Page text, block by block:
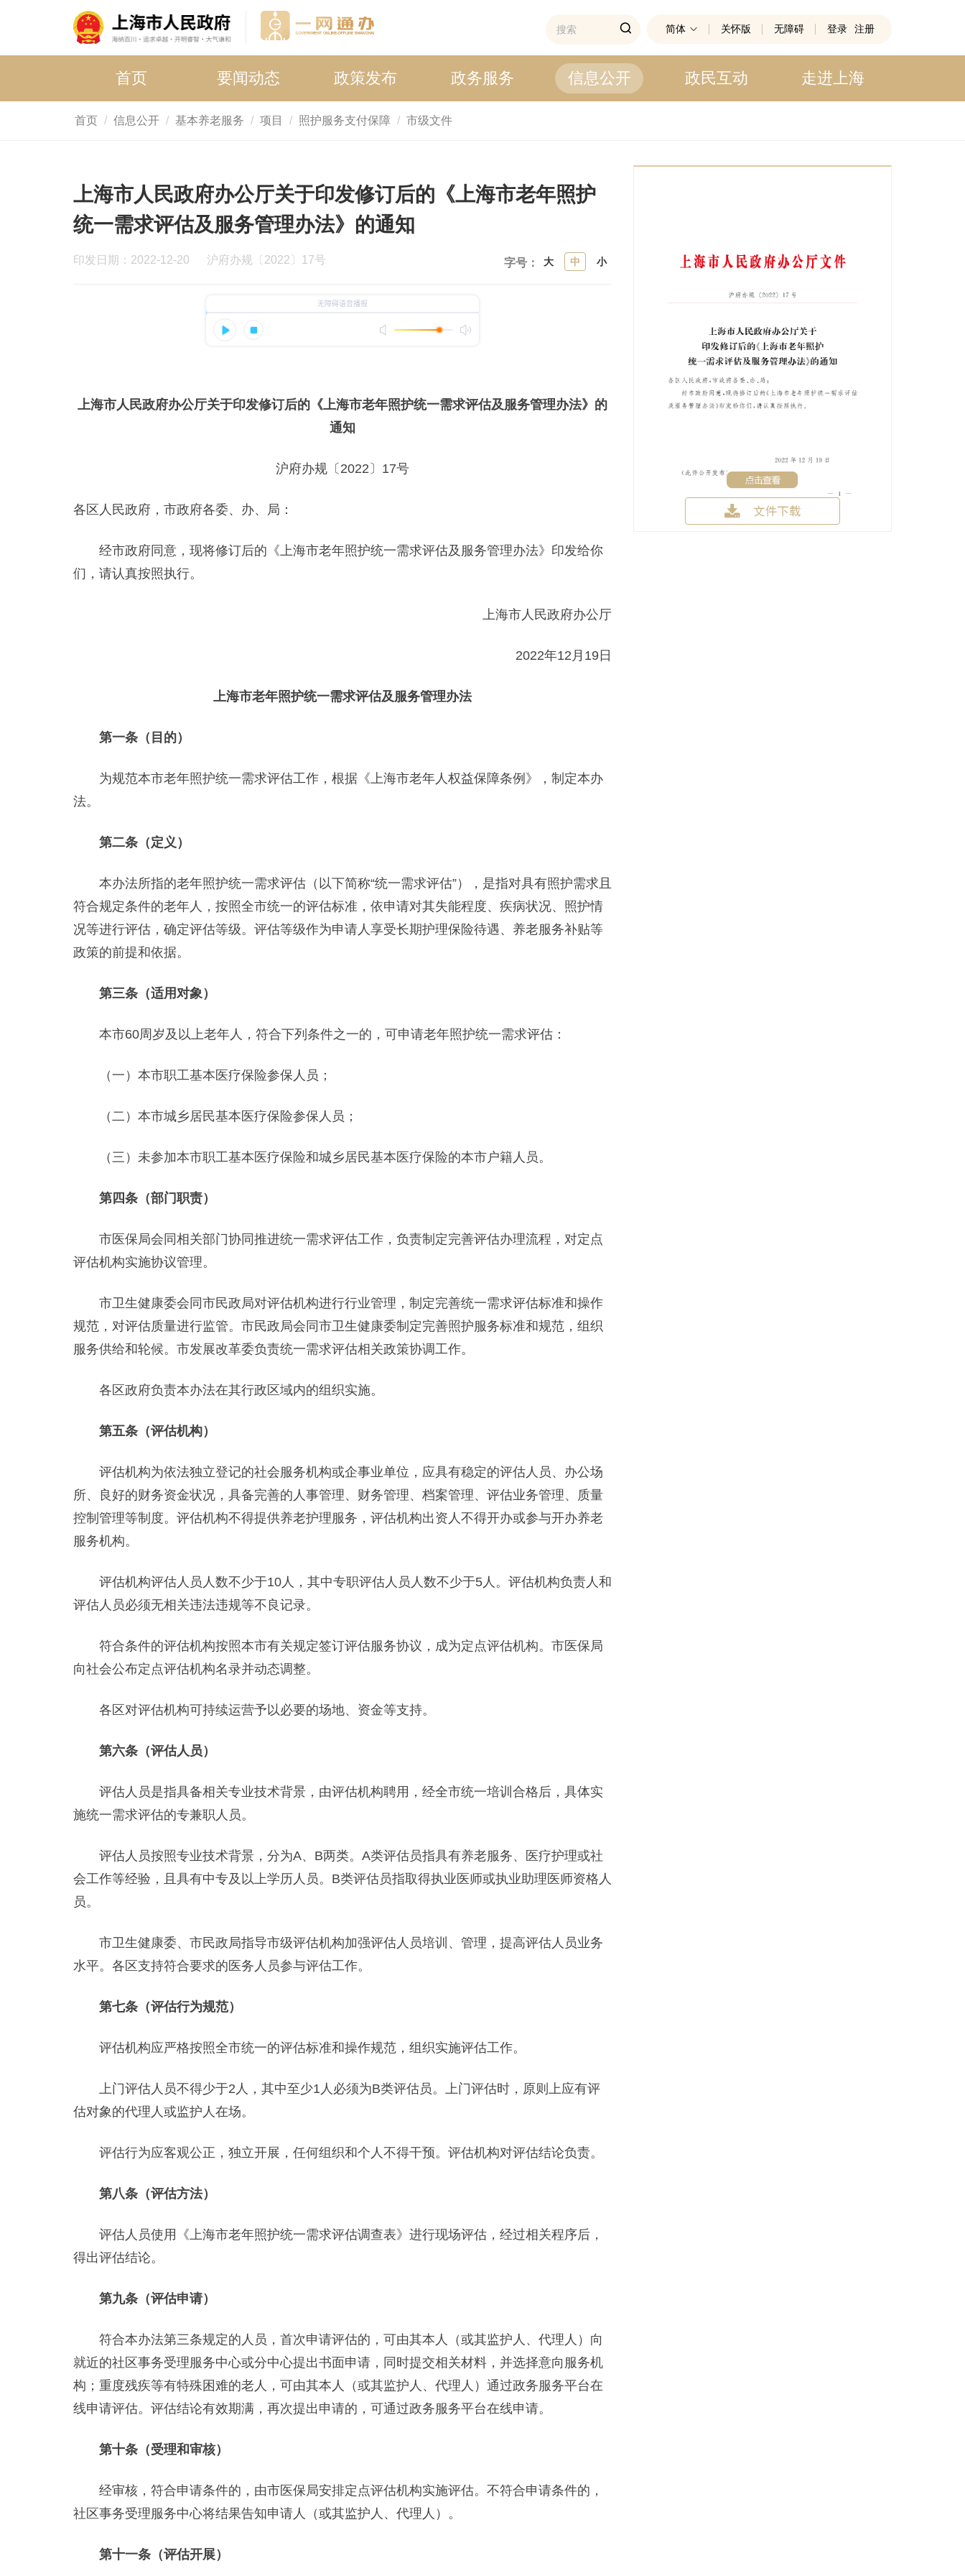
简体 关怀版 无障碍 登录 注册
首页 要闻动态 政策发布 政务服务 信息公开 政民互动 走进上海
首页 信息公开 基本养老服务 项目 照护服务支付保障 市级文件
上海市人民政府办公厅关于印发修订后的《上海市老年照护
统一需求评估及服务管理办法》的通知
印发日期：2022-12-20 沪府办规〔2022〕17号 字号： 大 中 小
上海市人民政府办公厅关于印发修订后的《上海市老年照护统一需求评估及服务管理办法》的
通知
沪府办规〔2022〕17号
各区人民政府，市政府各委、办、局：
经市政府同意，现将修订后的《上海市老年照护统一需求评估及服务管理办法》印发给你
们，请认真按照执行。
上海市人民政府办公厅
2022年12月19日
上海市老年照护统一需求评估及服务管理办法
第一条（目的）
为规范本市老年照护统一需求评估工作，根据《上海市老年人权益保障条例》，制定本办
法。
第二条（定义）
本办法所指的老年照护统一需求评估（以下简称“统一需求评估”），是指对具有照护需求且
符合规定条件的老年人，按照全市统一的评估标准，依申请对其失能程度、疾病状况、照护情
况等进行评估，确定评估等级。评估等级作为申请人享受长期护理保险待遇、养老服务补贴等
政策的前提和依据。
第三条（适用对象）
本市60周岁及以上老年人，符合下列条件之一的，可申请老年照护统一需求评估：
（一）本市职工基本医疗保险参保人员；
（二）本市城乡居民基本医疗保险参保人员；
（三）未参加本市职工基本医疗保险和城乡居民基本医疗保险的本市户籍人员。
第四条（部门职责）
市医保局会同相关部门协同推进统一需求评估工作，负责制定完善评估办理流程，对定点
评估机构实施协议管理。
市卫生健康委会同市民政局对评估机构进行行业管理，制定完善统一需求评估标准和操作
规范，对评估质量进行监管。市民政局会同市卫生健康委制定完善照护服务标准和规范，组织
服务供给和轮候。市发展改革委负责统一需求评估相关政策协调工作。
各区政府负责本办法在其行政区域内的组织实施。
第五条（评估机构）
评估机构为依法独立登记的社会服务机构或企事业单位，应具有稳定的评估人员、办公场
所、良好的财务资金状况，具备完善的人事管理、财务管理、档案管理、评估业务管理、质量
控制管理等制度。评估机构不得提供养老护理服务，评估机构出资人不得开办或参与开办养老
服务机构。
评估机构评估人员人数不少于10人，其中专职评估人员人数不少于5人。评估机构负责人和
评估人员必须无相关违法违规等不良记录。
符合条件的评估机构按照本市有关规定签订评估服务协议，成为定点评估机构。市医保局
向社会公布定点评估机构名录并动态调整。
各区对评估机构可持续运营予以必要的场地、资金等支持。
第六条（评估人员）
评估人员是指具备相关专业技术背景，由评估机构聘用，经全市统一培训合格后，具体实
施统一需求评估的专兼职人员。
评估人员按照专业技术背景，分为A、B两类。A类评估员指具有养老服务、医疗护理或社
会工作等经验，且具有中专及以上学历人员。B类评估员指取得执业医师或执业助理医师资格人
员。
市卫生健康委、市民政局指导市级评估机构加强评估人员培训、管理，提高评估人员业务
水平。各区支持符合要求的医务人员参与评估工作。
第七条（评估行为规范）
评估机构应严格按照全市统一的评估标准和操作规范，组织实施评估工作。
上门评估人员不得少于2人，其中至少1人必须为B类评估员。上门评估时，原则上应有评
估对象的代理人或监护人在场。
评估行为应客观公正，独立开展，任何组织和个人不得干预。评估机构对评估结论负责。
第八条（评估方法）
评估人员使用《上海市老年照护统一需求评估调查表》进行现场评估，经过相关程序后，
得出评估结论。
第九条（评估申请）
符合本办法第三条规定的人员，首次申请评估的，可由其本人（或其监护人、代理人）向
就近的社区事务受理服务中心或分中心提出书面申请，同时提交相关材料，并选择意向服务机
构；重度残疾等有特殊困难的老人，可由其本人（或其监护人、代理人）通过政务服务平台在
线申请评估。评估结论有效期满，再次提出申请的，可通过政务服务平台在线申请。
第十条（受理和审核）
经审核，符合申请条件的，由市医保局安排定点评估机构实施评估。不符合申请条件的，
社区事务受理服务中心将结果告知申请人（或其监护人、代理人）。
第十一条（评估开展）